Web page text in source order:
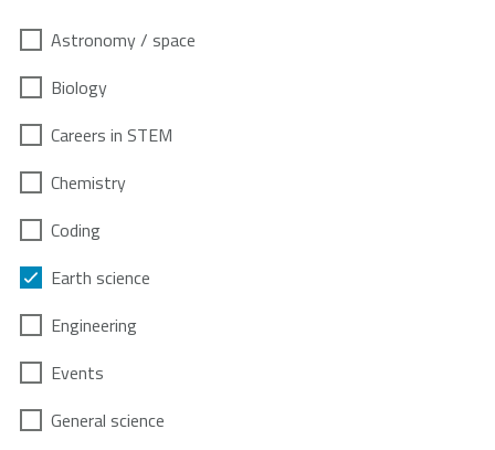
Astronomy / space
Biology
Careers in STEM
Chemistry
Coding
Earth science
Engineering
Events
General science